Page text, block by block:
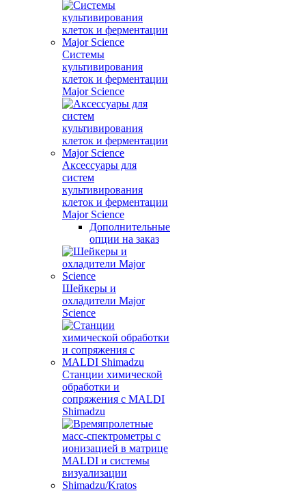
Системы
культивирования
клеток и ферментации
Major Science
Аксессуары для
систем
культивирования
клеток и ферментации
Major Science
Дополнительные
опции на заказ
Шейкеры и
охладители Major
Science
Станции химической
обработки и
сопряжения с MALDI
Shimadzu